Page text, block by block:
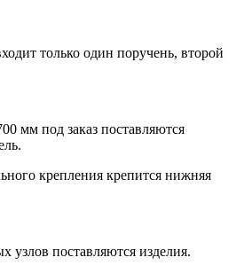
только один поручень, второй
мм под заказ поставляются
крепления крепится нижняя
узлов поставляются изделия.